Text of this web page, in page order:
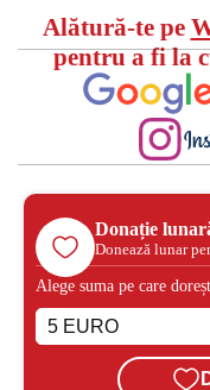
Alătură-te pe
pentru a fi la
Donație
Donează lunar
Alege suma pe care